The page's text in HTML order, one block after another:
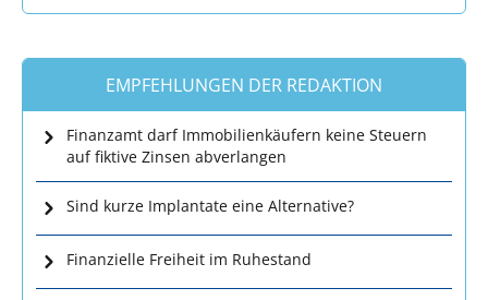
EMPFEHLUNGEN DER REDAKTION
Finanzamt darf Immobilienkäufern keine Steuern
auf fiktive Zinsen abverlangen
Sind kurze Implantate eine Alternative?
Finanzielle Freiheit im Ruhestand